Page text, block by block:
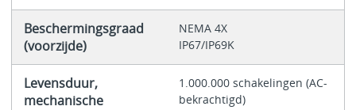
Beschermingsgraad
(voorzijde)
NEMA 4X
IP67/IP69K
Levensduur,
mechanische
1.000.000 schakelingen (AC-
bekrachtigd)